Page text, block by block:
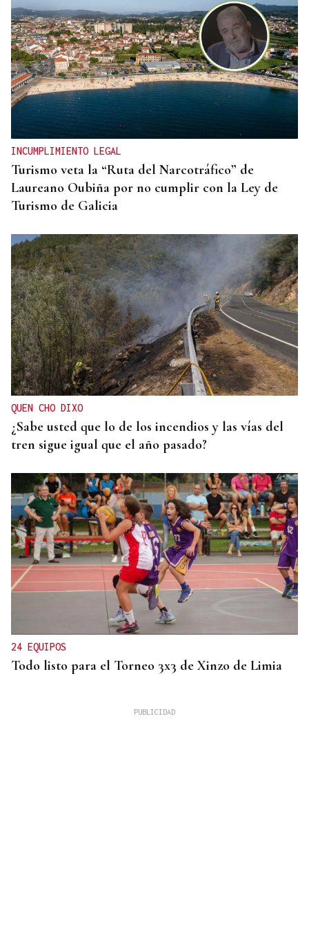
GUERRA EN IRÁN
Trump amenaza con un golpe “muy duro” si
Ormuz no abre
INCUMPLIMIENTO LEGAL
Turismo veta la “Ruta del Narcotráfico” de
Laureano Oubiña por no cumplir con la Ley de
Turismo de Galicia
QUEN CHO DIXO
¿Sabe usted que lo de los incendios y las vías del
tren sigue igual que el año pasado?
24 EQUIPOS
Todo listo para el Torneo 3x3 de Xinzo de Limia